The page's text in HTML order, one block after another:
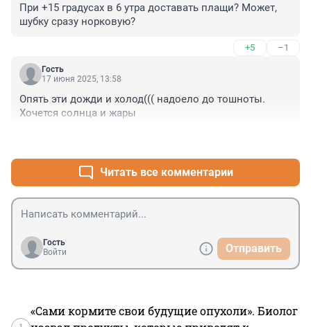
При +15 градусах в 6 утра доставать плащи? Может,
шубку сразу норковую?
+5 –1
Гость
17 июня 2025, 13:58
Опять эти дожди и холод((( надоело до тошноты.
Хочется солнца и жары
Читать все комментарии
Гость
Войти
Отправить
«Сами кормите свои будущие опухоли». Биолог